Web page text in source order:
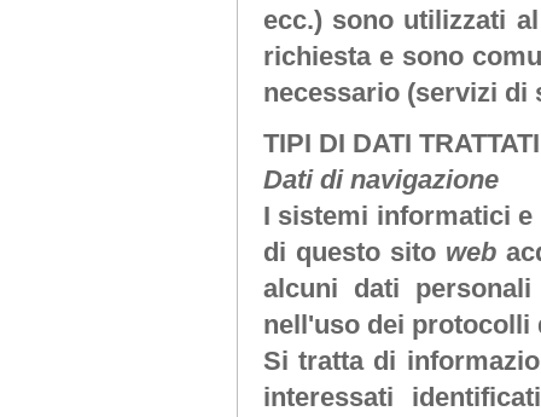
ecc.) sono utilizzati
richiesta e sono
necessario (servizi di
TIPI DI DATI TRATTATI
Dati di navigazione
I sistemi informatici
di questo sito web
alcuni dati
nell'uso dei protocolli
Si tratta di
interessati